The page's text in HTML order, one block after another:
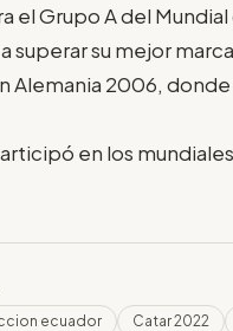
el Grupo A del
a superar su mejor
Alemania 2006,
en los
ecuador Catar 2022